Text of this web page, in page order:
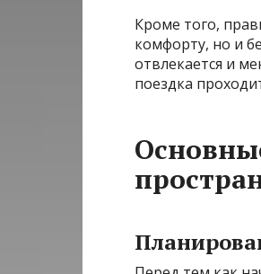
Кроме того,
комфорту, но и
отвлекается и
поездка